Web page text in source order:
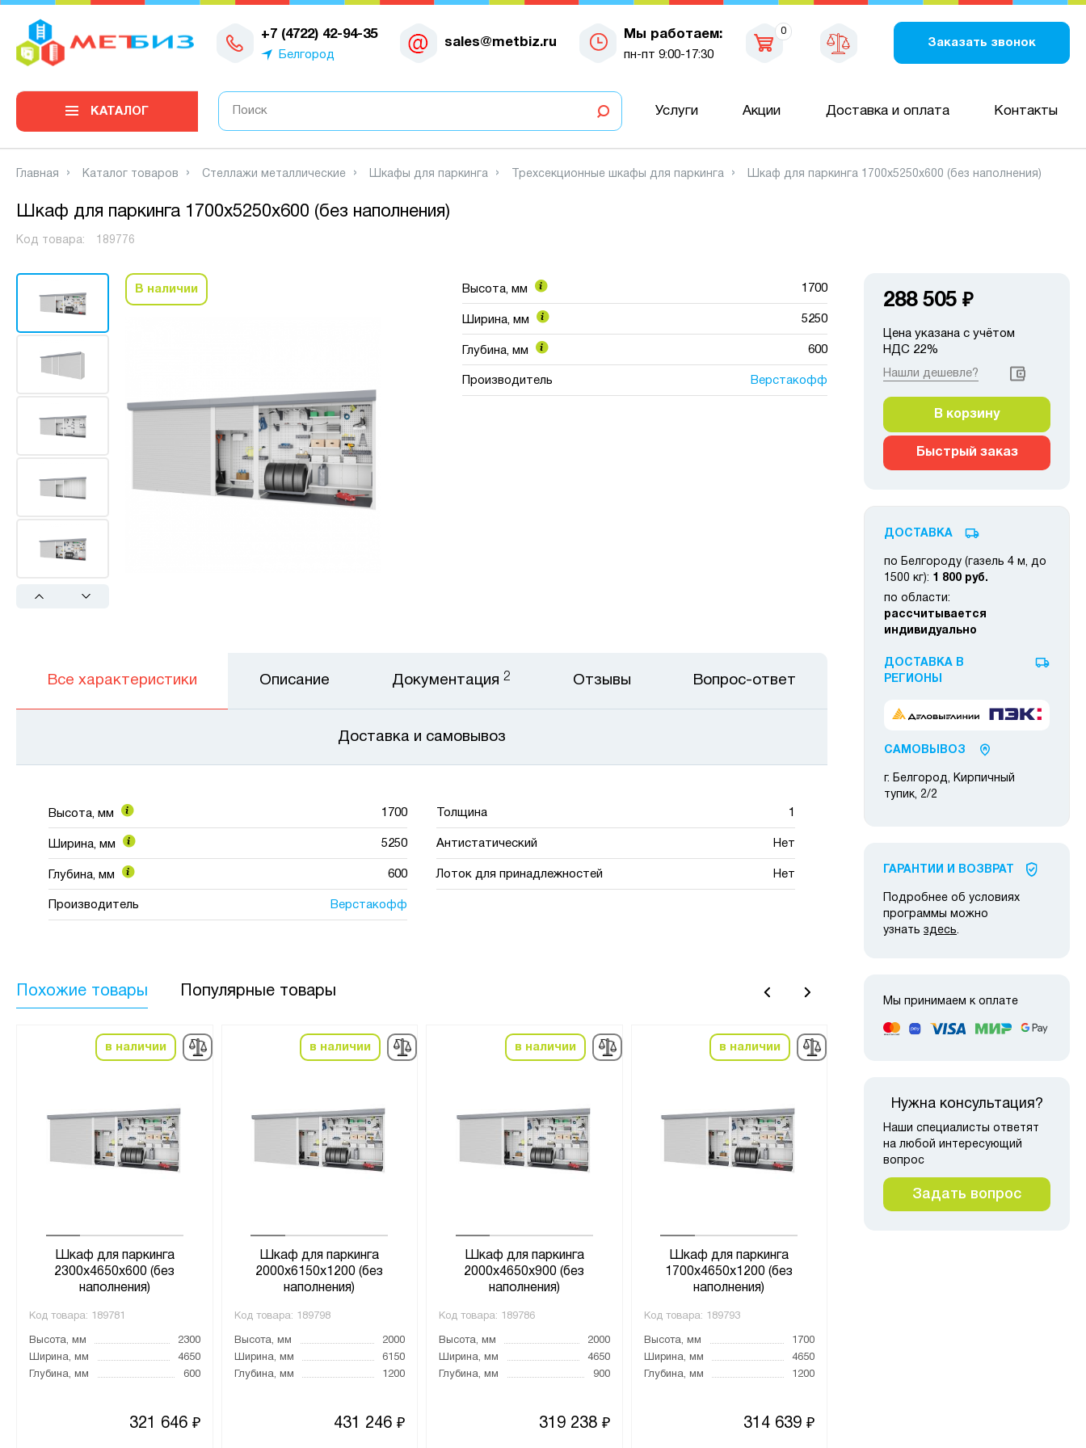
+7 (4722) 42-94-35
Белгород
sales@metbiz.ru
Мы работаем:
пн-пт 9:00-17:30
0
Заказать звонок
0
КАТАЛОГ Услуги Акции Доставка и оплата Контакты
Главная Каталог товаров Стеллажи металлические Шкафы для паркинга Трехсекционные шкафы для паркинга Шкаф для паркинга 1700х5250х600 (без наполнения)
Шкаф для паркинга 1700х5250х600 (без наполнения)
Код товара: 189776
Previous Next
В наличии Высота, мм 1700
Ширина, мм 5250
Глубина, мм 600
Производитель Верстакофф
Все характеристики
Высота, мм 1700
Ширина, мм 5250
Глубина, мм 600
Производитель Верстакофф
Толщина 1
Антистатический Нет
Лоток для принадлежностей Нет
Описание Документация 2 Отзывы Вопрос-ответ
Доставка и самовывоз
Похожие товары Популярные товары
в наличии
Шкаф для паркинга
2300х4650х600 (без
наполнения)
Код товара: 189781
Высота, мм
2300
Ширина, мм
4650
Глубина, мм
600
321 646 ₽
в наличии
Шкаф для паркинга
2000х6150х1200 (без
наполнения)
Код товара: 189798
Высота, мм
2000
Ширина, мм
6150
Глубина, мм
1200
431 246 ₽
в наличии
Шкаф для паркинга
2000х4650х900 (без
наполнения)
Код товара: 189786
Высота, мм
2000
Ширина, мм
4650
Глубина, мм
900
319 238 ₽
в наличии
Шкаф для паркинга
1700х4650х1200 (без
наполнения)
Код товара: 189793
Высота, мм
1700
Ширина, мм
4650
Глубина, мм
1200
314 639 ₽
288 505 ₽
Цена указана с учётом
НДС 22%
Нашли дешевле?
В корзину
Быстрый заказ
ДОСТАВКА
по Белгороду (газель 4 м, до
1500 кг): 1 800 руб.
по области:
рассчитывается
индивидуально
ДОСТАВКА В
РЕГИОНЫ
САМОВЫВОЗ
г. Белгород, Кирпичный
тупик, 2/2
ГАРАНТИИ И ВОЗВРАТ
Подробнее об условиях
программы можно
узнать здесь.
Мы принимаем к оплате
Нужна консультация?
Наши специалисты ответят
на любой интересующий
вопрос
Задать вопрос